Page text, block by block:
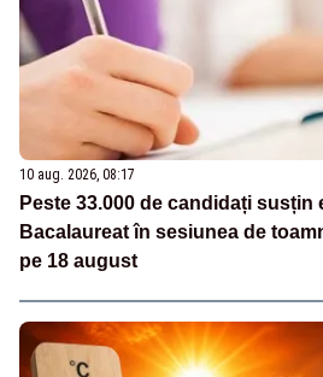
10 aug. 2026, 08:17
Peste 33.000 de candidați
Bacalaureat în sesiunea de
pe 18 august